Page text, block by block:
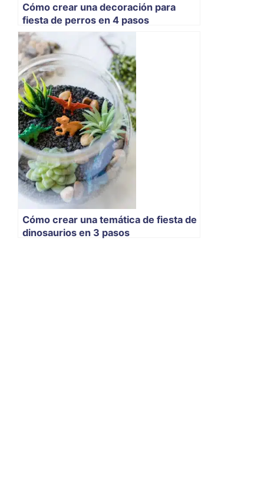
Cómo crear una decoración para
fiesta de perros en 4 pasos
Cómo crear una temática de fiesta de
dinosaurios en 3 pasos